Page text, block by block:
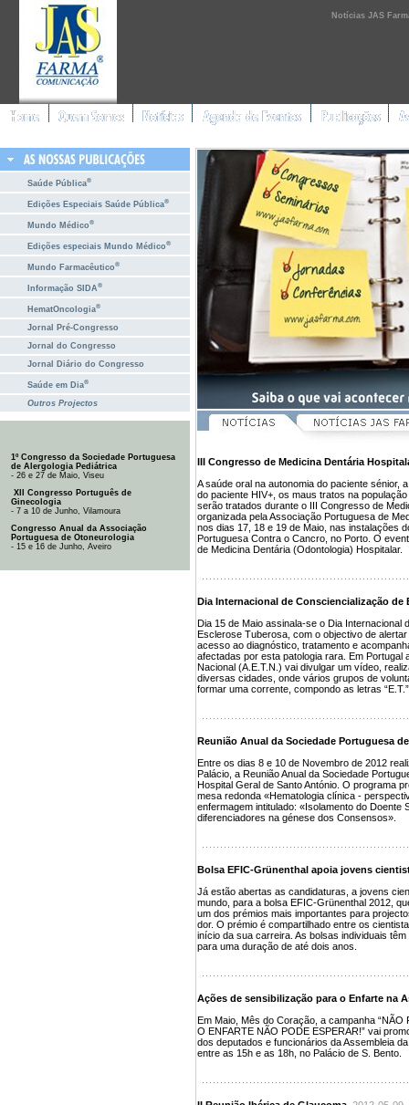
Notícias JAS
Saúde Pública®
Edições Especiais Saúde Pública®
Mundo Médico®
Edições especiais Mundo Médico®
Mundo Farmacêutico®
Informação SIDA®
HematOncologia®
Jornal Pré-Congresso
Jornal do Congresso
Jornal Diário do Congresso
Saúde em Dia®
Outros Projectos
1º Congresso da Sociedade Portuguesa
de Alergologia Pediátrica
- 26 e 27 de Maio, Viseu
XII Congresso Português de
Ginecologia
- 7 a 10 de Junho, Vilamoura
Congresso Anual da Associação
Portuguesa de Otoneurologia
- 15 e 16 de Junho, Aveiro
III Congresso de Medicina Dentária
A saúde oral na autonomia do paciente sénior,
do paciente HIV+, os maus tratos na
serão tratados durante o III Congresso de
organizada pela Associação Portuguesa de
nos dias 17, 18 e 19 de Maio, nas instalações
Portuguesa Contra o Cancro, no Porto. O
de Medicina Dentária (Odontologia) Hospitalar.
Dia Internacional de Consciencialização de
Dia 15 de Maio assinala-se o Dia Internacional
Esclerose Tuberosa, com o objectivo de
acesso ao diagnóstico, tratamento e
afectadas por esta patologia rara. Em
Nacional (A.E.T.N.) vai divulgar um vídeo,
diversas cidades, onde vários grupos de
formar uma corrente, compondo as letras
Reunião Anual da Sociedade Portuguesa
Entre os dias 8 e 10 de Novembro de 2012
Palácio, a Reunião Anual da Sociedade
Hospital Geral de Santo António. O programa
mesa redonda «Hematologia clínica -
enfermagem intitulado: «Isolamento do Doente
diferenciadores na génese dos Consensos».
Bolsa EFIC-Grünenthal apoia jovens
Já estão abertas as candidaturas, a jovens
mundo, para a bolsa EFIC-Grünenthal 2012,
um dos prémios mais importantes para
dor. O prémio é compartilhado entre os
início da sua carreira. As bolsas individuais
para uma duração de até dois anos.
Ações de sensibilização para o Enfarte na
Em Maio, Mês do Coração, a campanha “NÃO
O ENFARTE NÃO PODE ESPERAR!” vai
dos deputados e funcionários da Assembleia
entre as 15h e as 18h, no Palácio de S. Bento.